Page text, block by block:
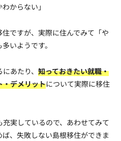
からない」
ですが、実際に住んでみて「や
いようです。
あたり、 知っておきたい就職・
・デメリットについて実際に移住
実しているので、あわせてみて
、失敗しない島根移住ができま